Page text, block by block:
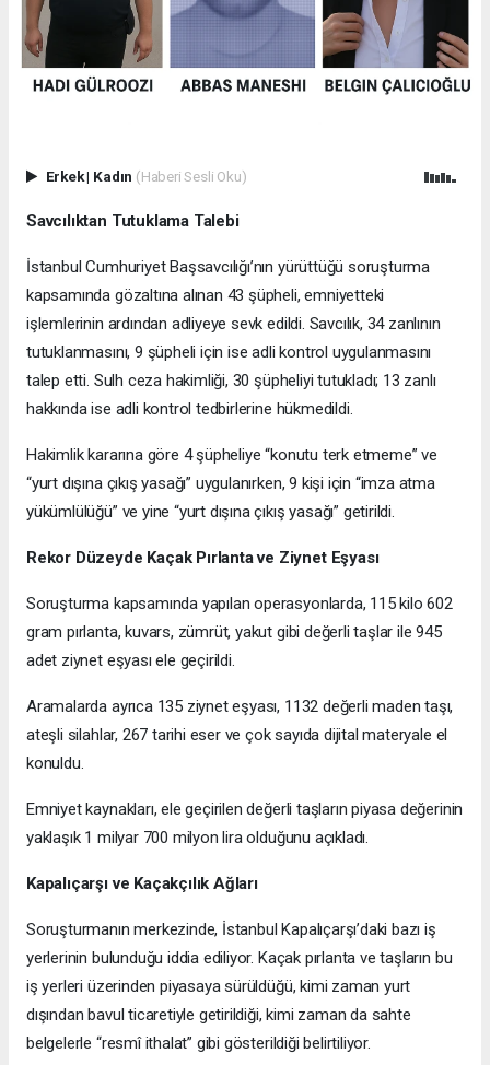
Erkek| Kadın (Haberi Sesli Oku)
Savcılıktan Tutuklama Talebi
İstanbul Cumhuriyet Başsavcılığı’nın yürüttüğü soruşturma
kapsamında gözaltına alınan 43 şüpheli, emniyetteki
işlemlerinin ardından adliyeye sevk edildi. Savcılık, 34 zanlının
tutuklanmasını, 9 şüpheli için ise adli kontrol uygulanmasını
talep etti. Sulh ceza hakimliği, 30 şüpheliyi tutukladı; 13 zanlı
hakkında ise adli kontrol tedbirlerine hükmedildi.
Hakimlik kararına göre 4 şüpheliye “konutu terk etmeme” ve
“yurt dışına çıkış yasağı” uygulanırken, 9 kişi için “imza atma
yükümlülüğü” ve yine “yurt dışına çıkış yasağı” getirildi.
Rekor Düzeyde Kaçak Pırlanta ve Ziynet Eşyası
Soruşturma kapsamında yapılan operasyonlarda, 115 kilo 602
gram pırlanta, kuvars, zümrüt, yakut gibi değerli taşlar ile 945
adet ziynet eşyası ele geçirildi.
Aramalarda ayrıca 135 ziynet eşyası, 1132 değerli maden taşı,
ateşli silahlar, 267 tarihi eser ve çok sayıda dijital materyale el
konuldu.
Emniyet kaynakları, ele geçirilen değerli taşların piyasa değerinin
yaklaşık 1 milyar 700 milyon lira olduğunu açıkladı.
Kapalıçarşı ve Kaçakçılık Ağları
Soruşturmanın merkezinde, İstanbul Kapalıçarşı’daki bazı iş
yerlerinin bulunduğu iddia ediliyor. Kaçak pırlanta ve taşların bu
iş yerleri üzerinden piyasaya sürüldüğü, kimi zaman yurt
dışından bavul ticaretiyle getirildiği, kimi zaman da sahte
belgelerle “resmî ithalat” gibi gösterildiği belirtiliyor.